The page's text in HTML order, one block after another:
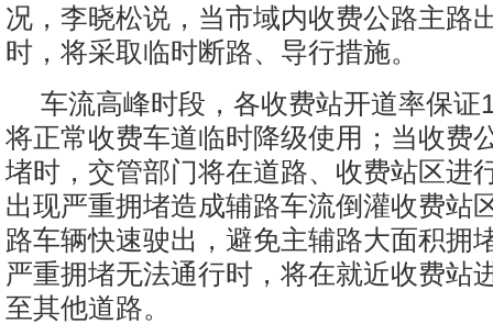
况，李晓松说，当市域内收费公路主路
时，将采取临时断路、导行措施。
车流高峰时段，各收费站开道率保证
将正常收费车道临时降级使用；当收费
堵时，交管部门将在道路、收费站区进
出现严重拥堵造成辅路车流倒灌收费站
路车辆快速驶出，避免主辅路大面积拥
严重拥堵无法通行时，将在就近收费站
至其他道路。